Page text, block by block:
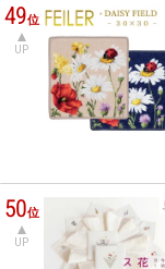
49位
UP
50位
UP